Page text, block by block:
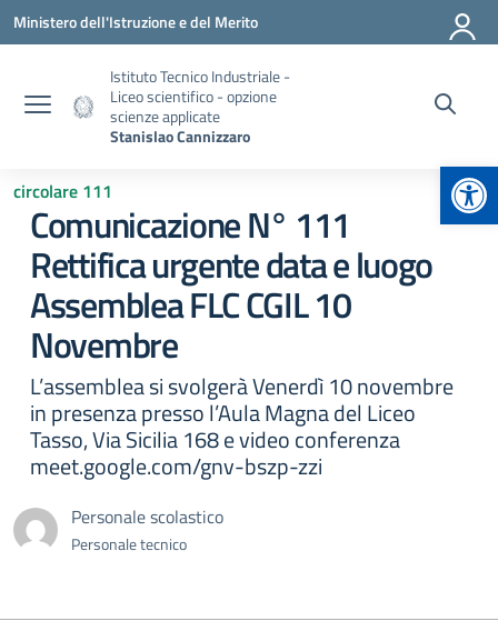
Vai ai contenuti
Vai al menu di navigazione
Vai al footer
Ministero dell'Istruzione e del Merito
Istituto Tecnico Industriale -
Liceo scientifico - opzione
scienze applicate
Stanislao Cannizzaro
circolare 111
Comunicazione N° 111
Rettifica urgente data e luogo
Assemblea FLC CGIL 10
Novembre
L’assemblea si svolgerà Venerdì 10 novembre
in presenza presso l’Aula Magna del Liceo
Tasso, Via Sicilia 168 e video conferenza
meet.google.com/gnv-bszp-zzi
Personale scolastico
Personale tecnico